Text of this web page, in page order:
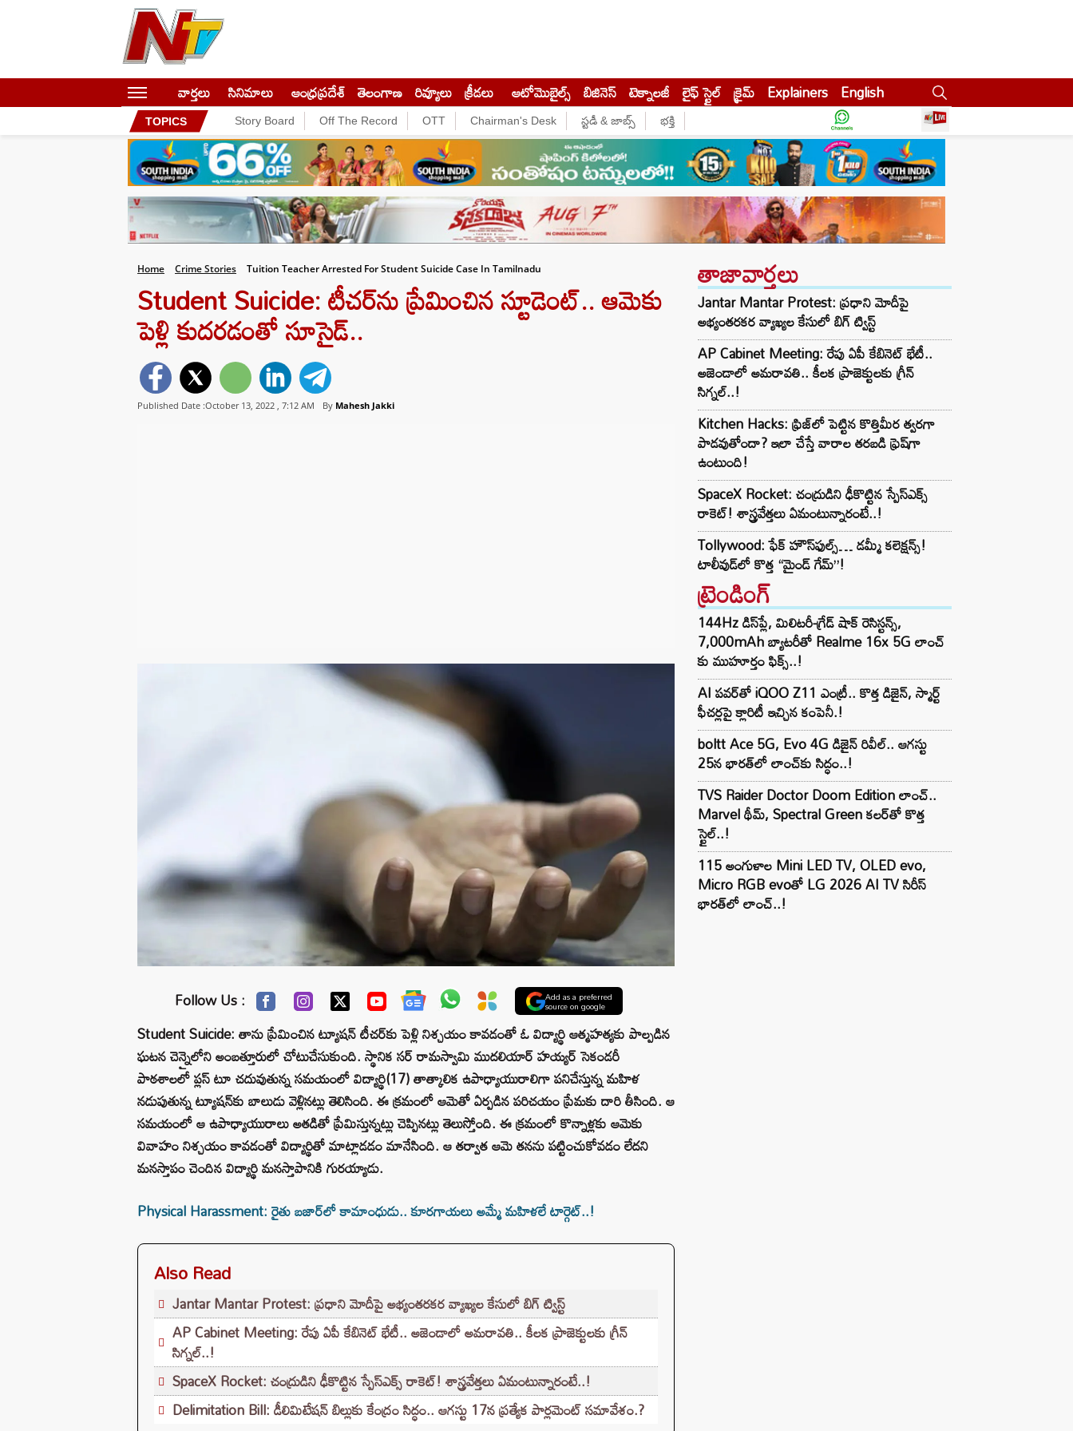
వార్తలు సినిమాలు ఆంధ్రప్రదేశ్ తెలంగాణ రివ్యూలు క్రీడలు ఆటోమొబైల్స్ బిజినెస్‌ టెక్నాలజీ లైఫ్ స్టైల్ క్రైమ్ Explainers English
TOPICS Story Board Off The Record OTT Chairman's Desk స్టడీ & జాబ్స్ భక్తి
Home Crime Stories Tuition Teacher Arrested For Student Suicide Case In Tamilnadu
Student Suicide: టీచర్‌ను ప్రేమించిన స్టూడెంట్.. ఆమెకు
పెళ్లి కుదరడంతో సూసైడ్..
Published Date :October 13, 2022 , 7:12 AM By Mahesh Jakki
Follow Us : Add as a preferred
source on google
Student Suicide: తాను ప్రేమించిన ట్యూషన్‌ టీచర్‌కు పెళ్లి నిశ్చయం కావడంతో ఓ విద్యార్థి ఆత్మహత్యకు పాల్పడిన
ఘటన చెన్నైలోని అంబత్తూరులో చోటుచేసుకుంది. స్థానిక సర్ రామస్వామి ముదలియార్ హయ్యర్ సెకండరీ
పాఠశాలలో ప్లస్‌ టూ చదువుతున్న సమయంలో విద్యార్థి(17) తాత్కాలిక ఉపాధ్యాయురాలిగా పనిచేస్తున్న మహిళ
నడుపుతున్న ట్యూషన్‌కు బాలుడు వెళ్లినట్లు తెలిసింది. ఈ క్రమంలో ఆమెతో ఏర్పడిన పరిచయం ప్రేమకు దారి తీసింది. ఆ
సమయంలో ఆ ఉపాధ్యాయురాలు అతడితో ప్రేమిస్తున్నట్లు చెప్పినట్లు తెలుస్తోంది. ఈ క్రమంలో కొన్నాళ్లకు ఆమెకు
వివాహం నిశ్చయం కావడంతో విద్యార్థితో మాట్లాడడం మానేసింది. ఆ తర్వాత ఆమె తనను పట్టించుకోవడం లేదని
మనస్తాపం చెందిన విద్యార్థి మనస్తాపానికి గురయ్యాడు.
Physical Harassment: రైతు బజార్‌లో కామాంధుడు.. కూరగాయలు అమ్మే మహిళలే టార్గెట్..!
Also Read
Jantar Mantar Protest: ప్రధాని మోదీపై అభ్యంతరకర వ్యాఖ్యల కేసులో బిగ్ ట్విస్ట్
AP Cabinet Meeting: రేపు ఏపీ కేబినెట్ భేటీ.. అజెండాలో అమరావతి.. కీలక ప్రాజెక్టులకు గ్రీన్
సిగ్నల్..!
SpaceX Rocket: చంద్రుడిని ఢీకొట్టిన స్పేస్‌ఎక్స్ రాకెట్! శాస్త్రవేత్తలు ఏమంటున్నారంటే..!
Delimitation Bill: డీలిమిటేషన్ బిల్లుకు కేంద్రం సిద్ధం.. ఆగస్టు 17న ప్రత్యేక పార్లమెంట్ సమావేశం.?
తాజావార్తలు
Jantar Mantar Protest: ప్రధాని మోదీపై
అభ్యంతరకర వ్యాఖ్యల కేసులో బిగ్ ట్విస్ట్
AP Cabinet Meeting: రేపు ఏపీ కేబినెట్ భేటీ..
అజెండాలో అమరావతి.. కీలక ప్రాజెక్టులకు గ్రీన్
సిగ్నల్..!
Kitchen Hacks: ఫ్రిజ్‌లో పెట్టిన కొత్తిమీర త్వరగా
పాడవుతోందా? ఇలా చేస్తే వారాల తరబడి ఫ్రెష్‌గా
ఉంటుంది!
SpaceX Rocket: చంద్రుడిని ఢీకొట్టిన స్పేస్‌ఎక్స్
రాకెట్! శాస్త్రవేత్తలు ఏమంటున్నారంటే..!
Tollywood: ఫేక్ హౌస్‌ఫుల్స్… డమ్మీ కలెక్షన్స్!
టాలీవుడ్‌లో కొత్త “మైండ్ గేమ్”!
ట్రెండింగ్‌
144Hz డిస్‌ప్లే, మిలిటరీ-గ్రేడ్ షాక్ రెసిస్టన్స్,
7,000mAh బ్యాటరీతో Realme 16x 5G లాంచ్
కు ముహూర్తం ఫిక్స్..!
AI పవర్‌తో iQOO Z11 ఎంట్రీ.. కొత్త డిజైన్, స్మార్ట్
ఫీచర్లపై క్లారిటీ ఇచ్చిన కంపెనీ.!
boltt Ace 5G, Evo 4G డిజైన్ రివీల్.. ఆగస్టు
25న భారత్‌లో లాంచ్‌కు సిద్ధం..!
TVS Raider Doctor Doom Edition లాంచ్..
Marvel థీమ్, Spectral Green కలర్‌తో కొత్త
స్టైల్..!
115 అంగుళాల Mini LED TV, OLED evo,
Micro RGB evoతో LG 2026 AI TV సిరీస్
భారత్‌లో లాంచ్..!